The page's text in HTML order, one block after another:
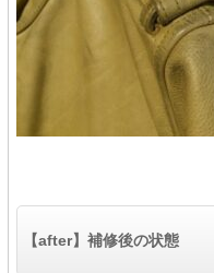
【after】補修後の状態